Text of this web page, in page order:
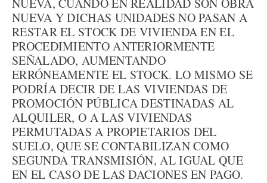
NUEVA, CUANDO EN REALIDAD SON OBRA
NUEVA Y DICHAS UNIDADES NO PASAN A
RESTAR EL STOCK DE VIVIENDA EN EL
PROCEDIMIENTO ANTERIORMENTE
SEÑALADO, AUMENTANDO
ERRÓNEAMENTE EL STOCK. LO MISMO SE
PODRÍA DECIR DE LAS VIVIENDAS DE
PROMOCIÓN PÚBLICA DESTINADAS AL
ALQUILER, O A LAS VIVIENDAS
PERMUTADAS A PROPIETARIOS DEL
SUELO, QUE SE CONTABILIZAN COMO
SEGUNDA TRANSMISIÓN, AL IGUAL QUE
EN EL CASO DE LAS DACIONES EN PAGO.